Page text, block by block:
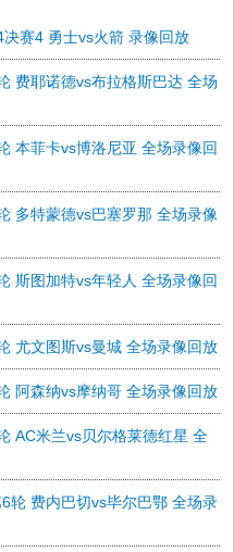
赛4 勇士vs火箭 录像回放
费耶诺德vs布拉格斯巴达 全场
本菲卡vs博洛尼亚 全场录像回
多特蒙德vs巴塞罗那 全场录像
斯图加特vs年轻人 全场录像回
尤文图斯vs曼城 全场录像回放
阿森纳vs摩纳哥 全场录像回放
AC米兰vs贝尔格莱德红星 全
轮 费内巴切vs毕尔巴鄂 全场录